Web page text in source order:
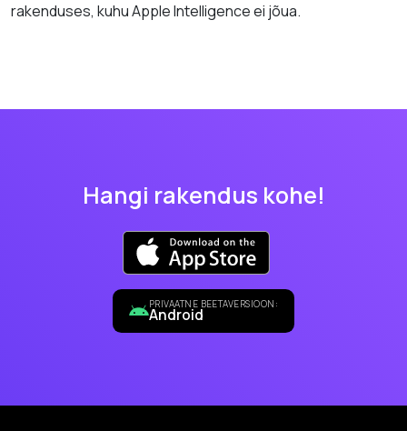
rakenduses, kuhu Apple Intelligence ei jõua.
Hangi rakendus kohe!
PRIVAATNE BEETAVERSIOON:
Android